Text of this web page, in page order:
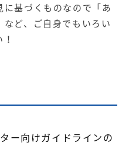
Web広告パッケージ
サイトアクセス増加パッケー
基づくものなので「あ
ど、ご自身でもいろい
ー向けガイドラインの